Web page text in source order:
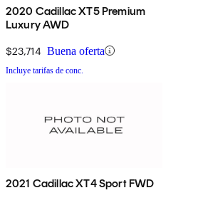
2020 Cadillac XT5 Premium
Luxury AWD
$23,714 Buena oferta
Incluye tarifas de conc.
2021 Cadillac XT4 Sport FWD